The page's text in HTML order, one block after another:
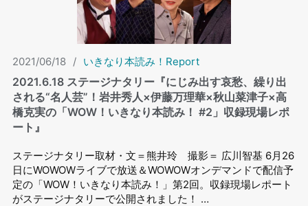
2021/06/18 / いきなり本読み！Report
2021.6.18 ステージナタリー『にじみ出す哀愁、繰り出
される“名人芸”！岩井秀人×伊藤万理華×秋山菜津子×高
橋克実の「WOW！いきなり本読み！ #2」収録現場レポ
ート』
ステージナタリー取材・文＝熊井玲 撮影＝ 広川智基 6月26
日にWOWOWライブで放送＆WOWOWオンデマンドで配信予
定の「WOW！いきなり本読み！」第2回。収録現場レポート
がステージナタリーで公開されました！ …